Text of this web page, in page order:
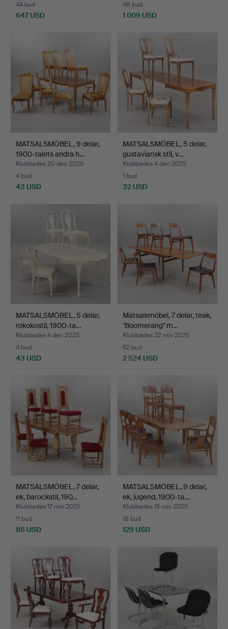
44 bud
647 USD
48 bud
1 009 USD
MATSALSMÖBEL, 9 delar,
1900-talets andra h…
Klubbades 20 dec 2025
4 bud
43 USD
MATSALSMÖBEL, 5 delar,
gustaviansk stil, v…
Klubbades 4 dec 2025
1 bud
32 USD
MATSALSMÖBEL, 5 delar,
rokokostil, 1900-ta…
Klubbades 4 dec 2025
4 bud
43 USD
Matsalsmöbel, 7 delar, teak,
"Boomerang" m…
Klubbades 22 nov 2025
52 bud
2 524 USD
MATSALSMÖBEL, 7 delar,
ek, barockstil, 190…
Klubbades 17 nov 2025
11 bud
85 USD
MATSALSMÖBEL, 9 delar,
ek, jugend, 1900-ta…
Klubbades 15 nov 2025
18 bud
129 USD